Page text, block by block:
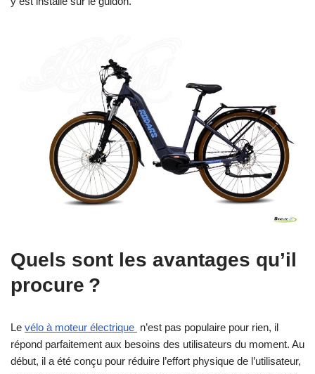
Quels sont les avantages qu’il
procure ?
Le vélo à moteur électrique n’est pas populaire pour rien, il
répond parfaitement aux besoins des utilisateurs du moment. Au
début, il a été conçu pour réduire l’effort physique de l’utilisateur,